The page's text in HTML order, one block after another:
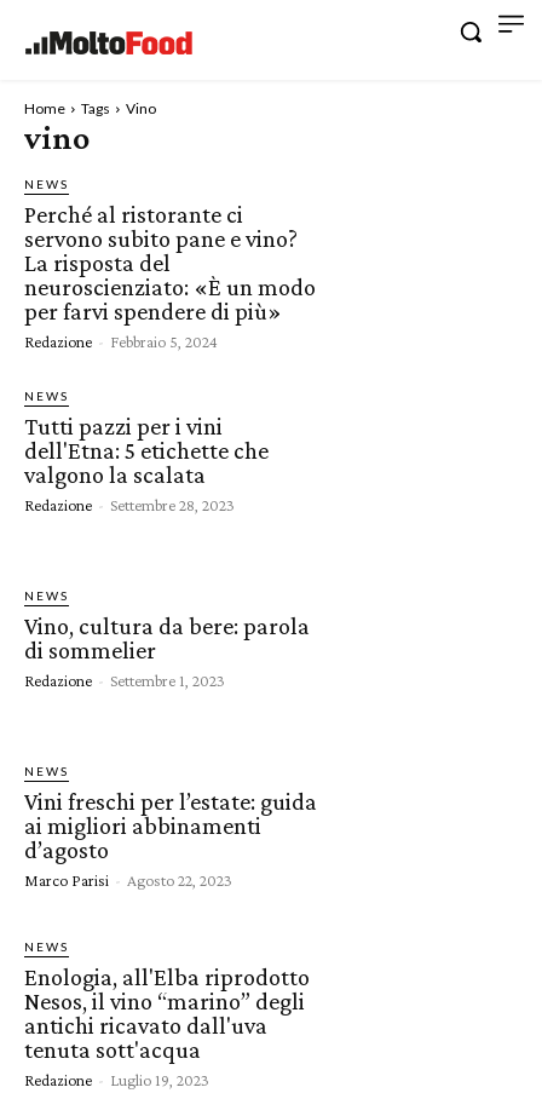
Home Tags Vino
vino
NEWS
Perché al ristorante ci
servono subito pane e vino?
La risposta del
neuroscienziato: «È un modo
per farvi spendere di più»
Redazione - Febbraio 5, 2024
NEWS
Tutti pazzi per i vini
dell'Etna: 5 etichette che
valgono la scalata
Redazione - Settembre 28, 2023
NEWS
Vino, cultura da bere: parola
di sommelier
Redazione - Settembre 1, 2023
NEWS
Vini freschi per l’estate: guida
ai migliori abbinamenti
d’agosto
Marco Parisi - Agosto 22, 2023
NEWS
Enologia, all'Elba riprodotto
Nesos, il vino “marino” degli
antichi ricavato dall'uva
tenuta sott'acqua
Redazione - Luglio 19, 2023